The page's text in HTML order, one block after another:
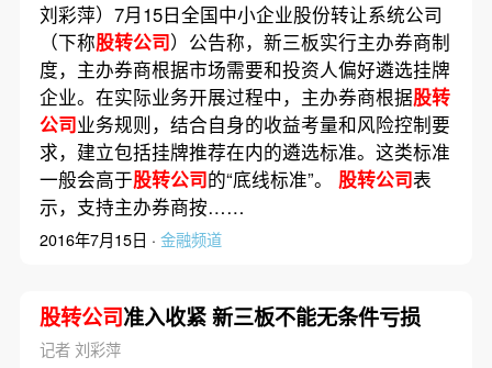
刘彩萍）7月15日全国中小企业股份转让系统公司
（下称股转公司）公告称，新三板实行主办券商制
度，主办券商根据市场需要和投资人偏好遴选挂牌
企业。在实际业务开展过程中，主办券商根据股转
公司业务规则，结合自身的收益考量和风险控制要
求，建立包括挂牌推荐在内的遴选标准。这类标准
一般会高于股转公司的“底线标准”。 股转公司表
示，支持主办券商按……
2016年7月15日 · 金融频道
股转公司准入收紧 新三板不能无条件亏损
记者 刘彩萍